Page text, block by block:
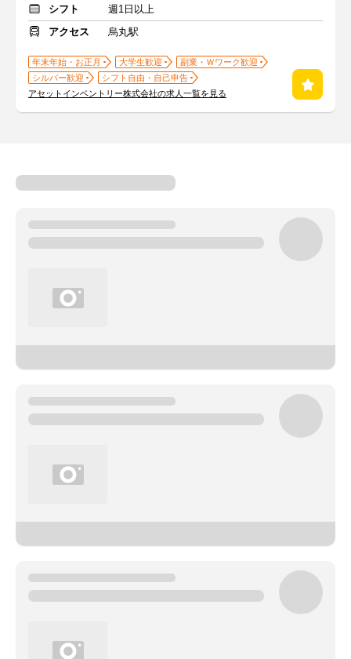
シフト
週1日以上
アクセス
烏丸駅
年末年始・お正月 大学生歓迎
副業・Ｗワーク歓迎
シルバー歓迎
シフト自由・自己申告
アセットインベントリー株式会社の求人一覧を見る